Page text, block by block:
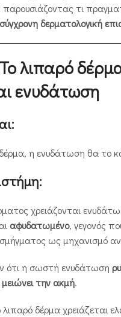
παρουσιάζοντας τι
σύγχρονη δερματολογική
λιπαρό
ενυδάτωση
η ενυδάτωση θα το
χρειάζονται
αφυδατωμένο, γεγονός
ως μηχανισμό
ότι η σωστή ενυδάτωση
την ακμή.
λιπαρό δέρμα χρειάζεται